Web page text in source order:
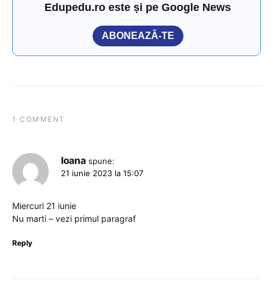
Edupedu.ro este și pe Google News
ABONEAZĂ-TE
1 COMMENT
Ioana spune:
21 iunie 2023 la 15:07
Miercuri 21 iunie
Nu marti – vezi primul paragraf
Reply